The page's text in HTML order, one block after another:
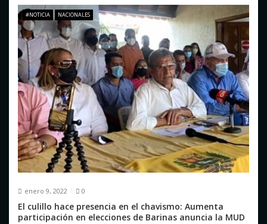
e
e
n
t
r
a
d
a
s
#NOTICIA NACIONALES
enero 9, 2022 0
El culillo hace presencia en el chavismo: Aumenta
participación en elecciones de Barinas anuncia la MUD